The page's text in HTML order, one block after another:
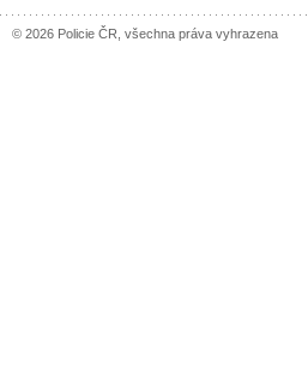
© 2026 Policie ČR, všechna práva vyhrazena